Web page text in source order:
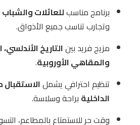
برنامج مناسبللعائلات والشباب
وتجارب تناسب جميع الأذواق.
مزيج فريد بينالتاريخ
والمقاهي الأوروبية.
تنظيم احترافي يشملالاستقبال
الداخلية براحة وسلاسة.
وقت حر للاستمتاع بالمطاعم،